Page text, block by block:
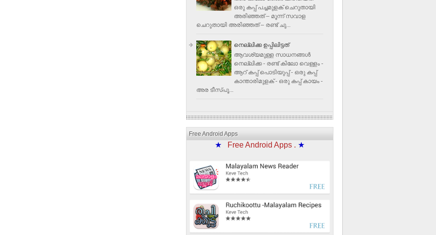
ഒരു കപ്പ് പച്ചമുളക് ചെറുതായി
അരിഞ്ഞത് – മൂന്ന് സവാള
ചെറുതായി അരിഞ്ഞത് – രണ്ട് ചു...
നെല്ലിക്ക ഉപ്പിലിട്ടത്
ആവശ്യമുള്ള സാധനങ്ങള്‍
നെല്ലിക്ക - രണ്ട് കിലോ വെള്ളം -
ആറ് കപ്പ് പൊടിയുപ്പ് - ഒരു കപ്പ്
കാന്താരിമുളക് - ഒരു കപ്പ് കായം -
അര ടീസ്പൂ...
Free Android Apps
★ Free Android Apps . ★